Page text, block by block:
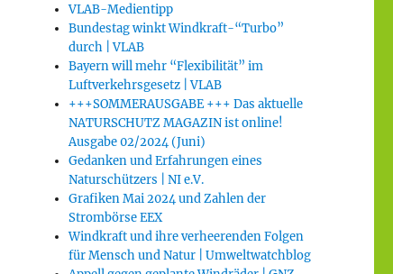
VLAB-Medientipp
Bundestag winkt Windkraft-“Turbo”
durch | VLAB
Bayern will mehr “Flexibilität” im
Luftverkehrsgesetz | VLAB
+++SOMMERAUSGABE +++ Das aktuelle
NATURSCHUTZ MAGAZIN ist online!
Ausgabe 02/2024 (Juni)
Gedanken und Erfahrungen eines
Naturschützers | NI e.V.
Grafiken Mai 2024 und Zahlen der
Strombörse EEX
Windkraft und ihre verheerenden Folgen
für Mensch und Natur | Umweltwatchblog